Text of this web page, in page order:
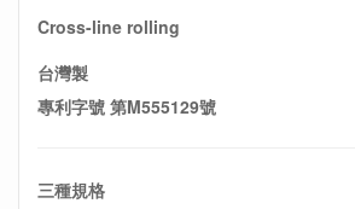
Cross-line rolling
台灣製
專利字號 第M555129號
三種規格